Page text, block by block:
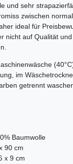
und sehr
zwischen
ideal für
nicht auf Qualität
im
getrennt
Baumwolle
90 cm
x 9 cm